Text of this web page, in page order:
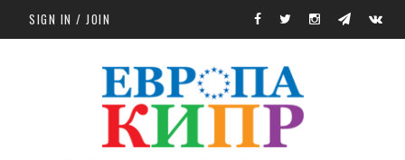
Skip to main content
SIGN IN / JOIN